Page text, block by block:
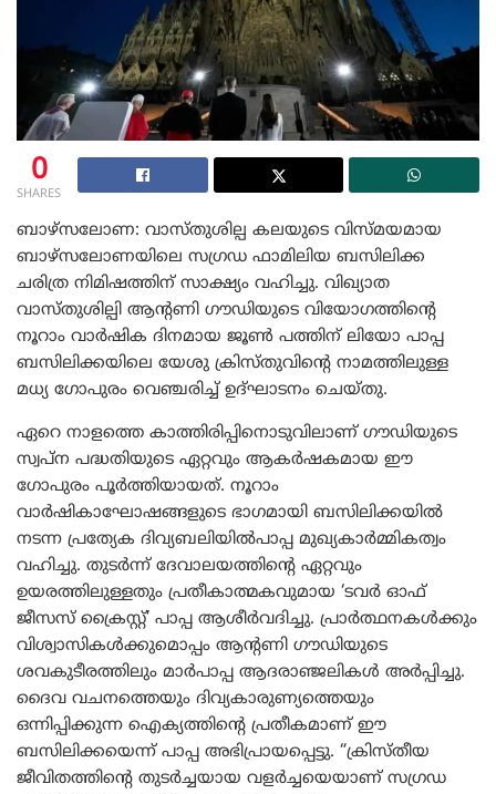
0
SHARES
ബാഴ്‌സലോണ: വാസ്തുശില്പ കലയുടെ വിസ്മയമായ
ബാഴ്‌സലോണയിലെ സഗ്രഡ ഫാമിലിയ ബസിലിക്ക
ചരിത്ര നിമിഷത്തിന് സാക്ഷ്യം വഹിച്ചു. വിഖ്യാത
വാസ്തുശില്പി ആന്റണി ഗൗഡിയുടെ വിയോഗത്തിന്റെ
നൂറാം വാർഷിക ദിനമായ ജൂൺ പത്തിന് ലിയോ പാപ്പ
ബസിലിക്കയിലെ യേശു ക്രിസ്തുവിന്റെ നാമത്തിലുള്ള
മധ്യ ഗോപുരം വെഞ്ചരിച്ച് ഉദ്ഘാടനം ചെയ്തു.
ഏറെ നാളത്തെ കാത്തിരിപ്പിനൊടുവിലാണ് ഗൗഡിയുടെ
സ്വപ്ന പദ്ധതിയുടെ ഏറ്റവും ആകർഷകമായ ഈ
ഗോപുരം പൂർത്തിയായത്. നൂറാം
വാർഷികാഘോഷങ്ങളുടെ ഭാഗമായി ബസിലിക്കയിൽ
നടന്ന പ്രത്യേക ദിവ്യബലിയിൽപാപ്പ മുഖ്യകാർമ്മികത്വം
വഹിച്ചു. തുടർന്ന് ദേവാലയത്തിന്റെ ഏറ്റവും
ഉയരത്തിലുള്ളതും പ്രതീകാത്മകവുമായ ‘ടവർ ഓഫ്
ജീസസ് ക്രൈസ്റ്റ്’ പാപ്പ ആശീർവദിച്ചു. പ്രാർത്ഥനകൾക്കും
വിശ്വാസികൾക്കുമൊപ്പം ആന്റണി ഗൗഡിയുടെ
ശവകുടീരത്തിലും മാർപാപ്പ ആദരാഞ്ജലികൾ അർപ്പിച്ചു.
ദൈവ വചനത്തെയും ദിവ്യകാരുണ്യത്തെയും
ഒന്നിപ്പിക്കുന്ന ഐക്യത്തിന്റെ പ്രതീകമാണ് ഈ
ബസിലിക്കയെന്ന് പാപ്പ അഭിപ്രായപ്പെട്ടു. “ക്രിസ്തീയ
ജീവിതത്തിന്റെ തുടർച്ചയായ വളർച്ചയെയാണ് സഗ്രഡ